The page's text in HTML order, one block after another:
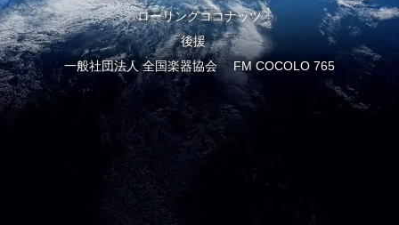
ローリングココナッツ
後援
一般社団法人 全国楽器協会 FM COCOLO 765